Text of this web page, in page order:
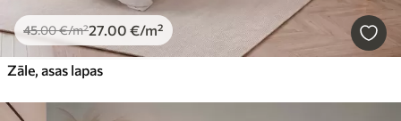
45.00€/m²27 .00 €/m²
Zāle, asas lapas